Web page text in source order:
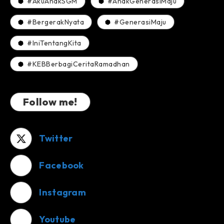
#BergerakNyata #GenerasiMaju
#IniTentangKita
#KEBBerbagiCeritaRamadhan
Follow me!
Twitter
Facebook
Instagram
Youtube